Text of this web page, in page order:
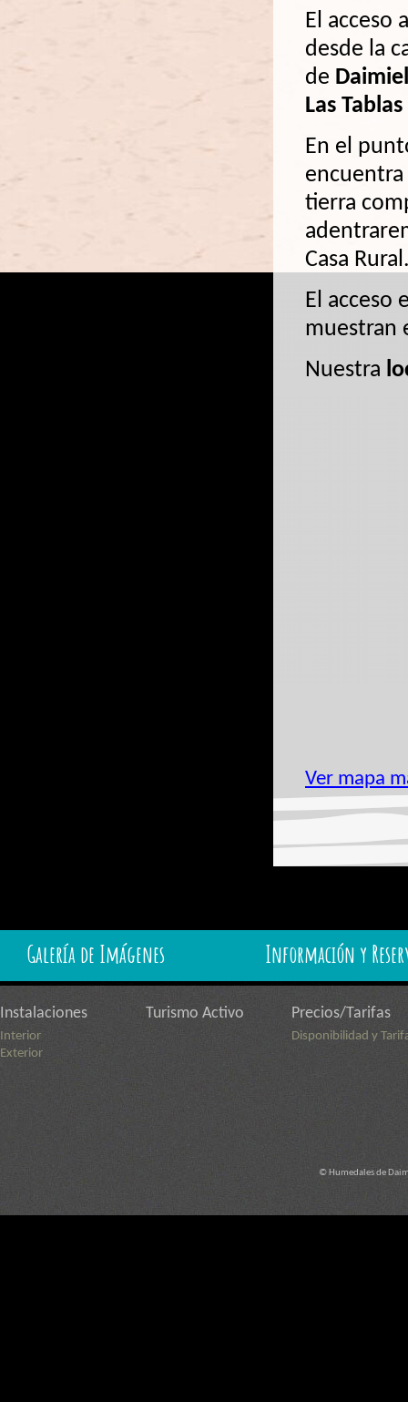
El acceso
desde la
de Daimiel
Las
En el
tierra
Casa
El acceso
muestran
Nuestra
Ver mapa
Galería de Imágenes Información y
Instalaciones
Interior
Exterior
Turismo Activo Precios/Tarifas
Disponibilidad y
© Humedales de